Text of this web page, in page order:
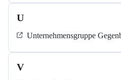
U
Unternehmensgruppe
V